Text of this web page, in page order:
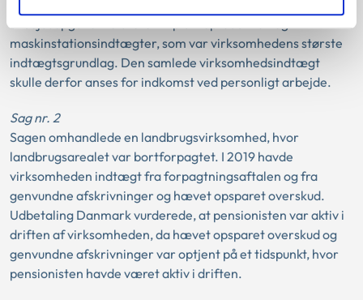
arbejdsopgaver relateret til planteproduktion og
maskinstationsindtægter, som var virksomhedens største
indtægtsgrundlag. Den samlede virksomhedsindtægt
skulle derfor anses for indkomst ved personligt arbejde.
Sag nr. 2
Sagen omhandlede en landbrugsvirksomhed, hvor
landbrugsarealet var bortforpagtet. I 2019 havde
virksomheden indtægt fra forpagtningsaftalen og fra
genvundne afskrivninger og hævet opsparet overskud.
Udbetaling Danmark vurderede, at pensionisten var aktiv i
driften af virksomheden, da hævet opsparet overskud og
genvundne afskrivninger var optjent på et tidspunkt, hvor
pensionisten havde været aktiv i driften.